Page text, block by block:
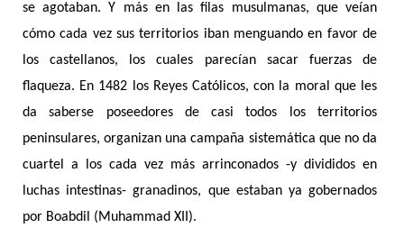
se agotaban. Y más en las filas musulmanas, que veían
cómo cada vez sus territorios iban menguando en favor de
los castellanos, los cuales parecían sacar fuerzas de
flaqueza. En 1482 los Reyes Católicos, con la moral que les
da saberse poseedores de casi todos los territorios
peninsulares, organizan una campaña sistemática que no da
cuartel a los cada vez más arrinconados -y divididos en
luchas intestinas- granadinos, que estaban ya gobernados
por Boabdil (Muhammad XII).